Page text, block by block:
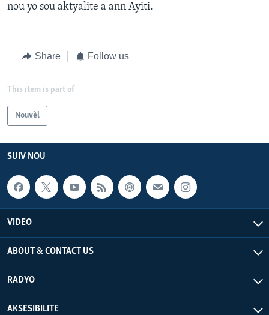
nou yo sou aktyalite a ann Ayiti.
Share Follow us
This item is part of
Nouvèl
SUIV NOU
VIDEO
ABOUT & CONTACT US
RADYO
AKSESIBILITE